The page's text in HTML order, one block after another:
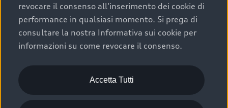
Acquistare un’auto usata in una Concessionaria ufficiale
Audi che offre l’usato garantito tramite Audi Prima
Scelta :plus, significa affidarsi ad un prodotto che viene
sottoposto a 110 controlli approfonditi e coperto da
garanzia fino a 4 anni per una maggiore tutela del tuo
acquisto.
revocare il consenso all'inserimento dei cookie di
performance in qualsiasi momento. Si prega di
consultare la nostra Informativa sui cookie per
informazioni su come revocare il consenso.
Accetta Tutti